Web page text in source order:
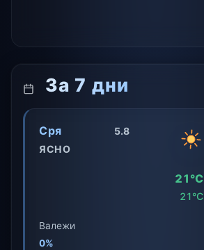
За 7 дни
Сря
5.8
ЯСНО
21°C
21°C
Валежи
0%